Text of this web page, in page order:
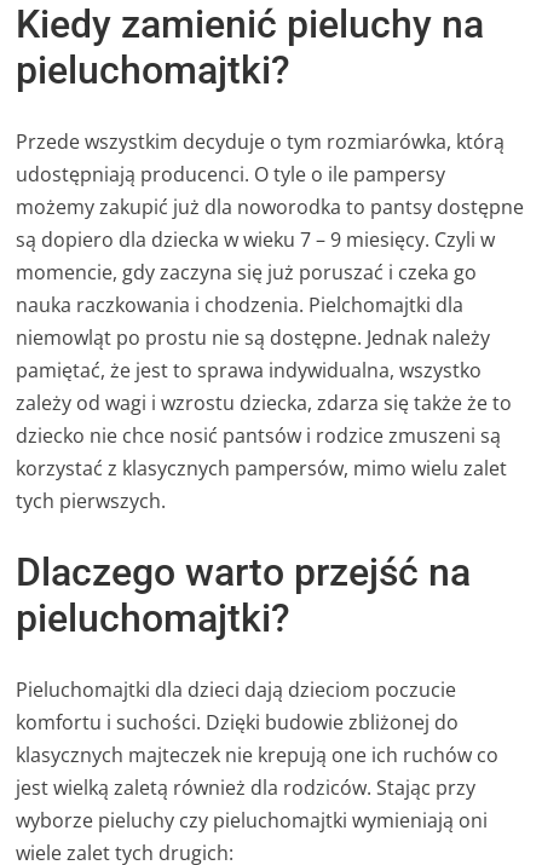
Kiedy zamienić pieluchy na
pieluchomajtki?
Przede wszystkim decyduje o tym rozmiarówka, którą
udostępniają producenci. O tyle o ile pampersy
możemy zakupić już dla noworodka to pantsy dostępne
są dopiero dla dziecka w wieku 7 – 9 miesięcy. Czyli w
momencie, gdy zaczyna się już poruszać i czeka go
nauka raczkowania i chodzenia. Pielchomajtki dla
niemowląt po prostu nie są dostępne. Jednak należy
pamiętać, że jest to sprawa indywidualna, wszystko
zależy od wagi i wzrostu dziecka, zdarza się także że to
dziecko nie chce nosić pantsów i rodzice zmuszeni są
korzystać z klasycznych pampersów, mimo wielu zalet
tych pierwszych.
Dlaczego warto przejść na
pieluchomajtki?
Pieluchomajtki dla dzieci dają dzieciom poczucie
komfortu i suchości. Dzięki budowie zbliżonej do
klasycznych majteczek nie krepują one ich ruchów co
jest wielką zaletą również dla rodziców. Stając przy
wyborze pieluchy czy pieluchomajtki wymieniają oni
wiele zalet tych drugich: